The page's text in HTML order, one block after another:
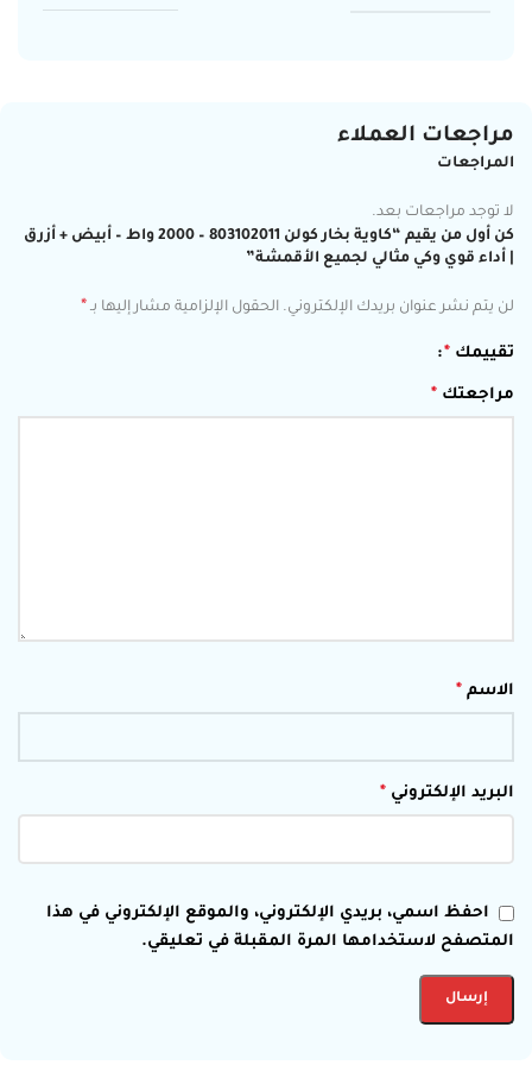
مراجعات العملاء
المراجعات
لا توجد مراجعات بعد.
كن أول من يقيم “كاوية بخار كولن 803102011 – 2000 واط – أبيض + أزرق
| أداء قوي وكي مثالي لجميع الأقمشة”
لن يتم نشر عنوان بريدك الإلكتروني. الحقول الإلزامية مشار إليها بـ *
تقييمك *
مراجعتك *
الاسم *
البريد الإلكتروني *
احفظ اسمي، بريدي الإلكتروني، والموقع الإلكتروني في هذا
المتصفح لاستخدامها المرة المقبلة في تعليقي.